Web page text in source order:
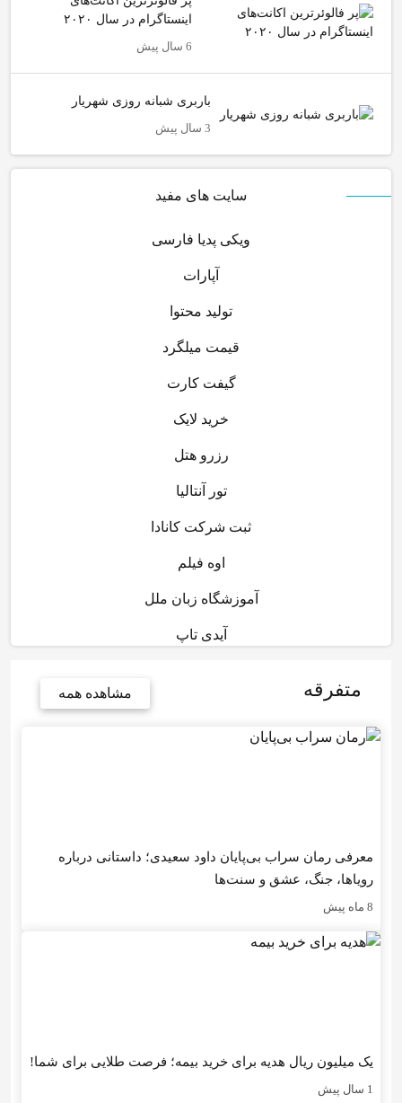
اینستاگرام در سال ۲۰۲۰
6 سال پیش
باربری شبانه روزی شهریار
3 سال پیش
سایت های مفید
ویکی پدیا فارسی
آپارات
تولید محتوا
قیمت میلگرد
گیفت کارت
خرید لایک
رزرو هتل
تور آنتالیا
ثبت شرکت کانادا
اوه فیلم
آموزشگاه زبان ملل
آیدی تاپ
متفرقه مشاهده همه
معرفی رمان سراب بی‌پایان داود سعیدی؛ داستانی درباره
رویاها، جنگ، عشق و سنت‌ها
8 ماه پیش
یک میلیون ریال هدیه برای خرید بیمه؛ فرصت طلایی برای شما!
1 سال پیش